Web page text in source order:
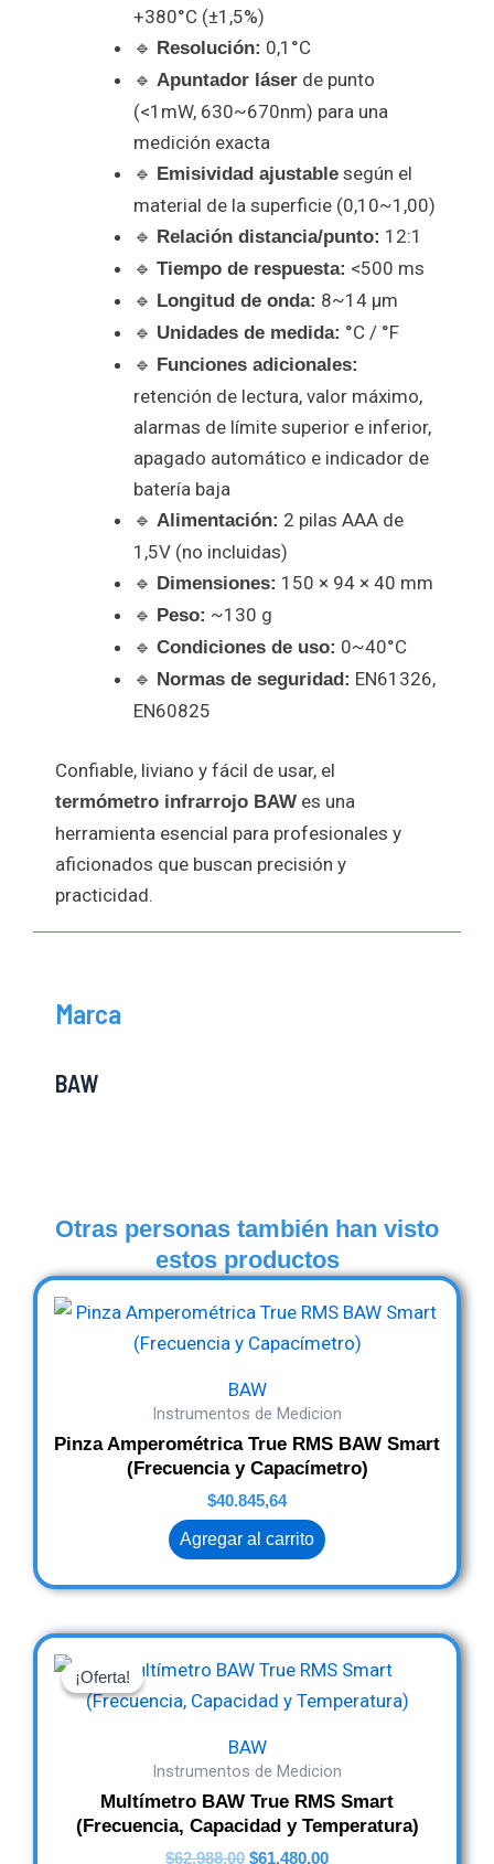
+380°C (±1,5%)
🔹 Resolución: 0,1°C
🔹 Apuntador láser de punto
(<1mW, 630~670nm) para una
medición exacta
🔹 Emisividad ajustable según el
material de la superficie (0,10~1,00)
🔹 Relación distancia/punto: 12:1
🔹 Tiempo de respuesta: <500 ms
🔹 Longitud de onda: 8~14 μm
🔹 Unidades de medida: °C / °F
🔹 Funciones adicionales:
retención de lectura, valor máximo,
alarmas de límite superior e inferior,
apagado automático e indicador de
batería baja
🔹 Alimentación: 2 pilas AAA de
1,5V (no incluidas)
🔹 Dimensiones: 150 × 94 × 40 mm
🔹 Peso: ~130 g
🔹 Condiciones de uso: 0~40°C
🔹 Normas de seguridad: EN61326,
EN60825
Confiable, liviano y fácil de usar, el
termómetro infrarrojo BAW es una
herramienta esencial para profesionales y
aficionados que buscan precisión y
practicidad.
Marca
BAW
Otras personas también han visto
estos productos
BAW
Instrumentos de Medicion
Pinza Amperométrica True RMS BAW Smart
(Frecuencia y Capacímetro)
$40.845,64
Agregar al carrito
¡Oferta!
BAW
¡Oferta!
Instrumentos de Medicion
Multímetro BAW True RMS Smart
(Frecuencia, Capacidad y Temperatura)
$62.988,00
price
$62.988,00.
$61.480,00
price
$61.480,00.